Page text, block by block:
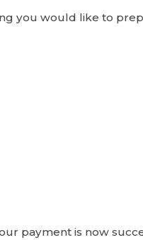
you would like to
payment is now